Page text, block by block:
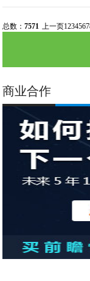
总数：7571 上一页1234567
商业合作